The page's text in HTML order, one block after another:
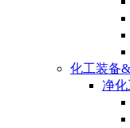
化工装备
净化